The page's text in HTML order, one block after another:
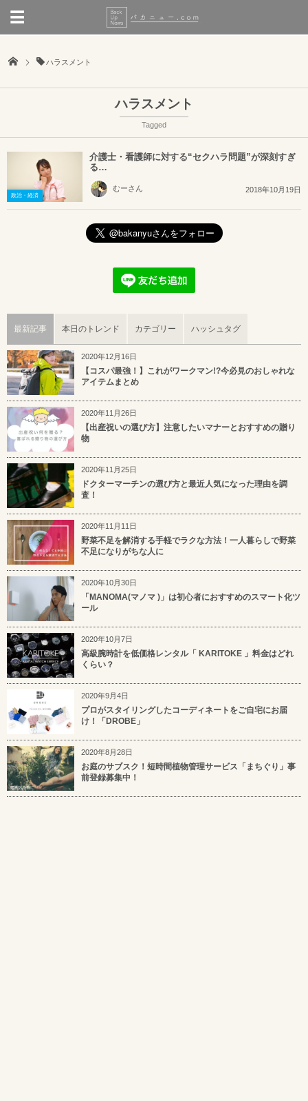
ハラスメント
ハラスメント
Tagged
政治・経済
介護士・看護師に対する“セクハラ問題”が深刻すぎ
る…
むーさん 2018年10月19日
最新記事 本日のトレンド カテゴリー ハッシュタグ
2020年12月16日
【コスパ最強！】これがワークマン!?今必見のおしゃれな
アイテムまとめ
2020年11月26日
【出産祝いの選び方】注意したいマナーとおすすめの贈り
物
2020年11月25日
ドクターマーチンの選び方と最近人気になった理由を調
査！
2020年11月11日
野菜不足を解消する手軽でラクな方法！一人暮らしで野菜
不足になりがちな人に
2020年10月30日
「MANOMA(マノマ )」は初心者におすすめのスマート化ツ
ール
2020年10月7日
高級腕時計を低価格レンタル「 KARITOKE 」料金はどれ
くらい？
2020年9月4日
プロがスタイリングしたコーディネートをご自宅にお届
け！「DROBE」
2020年8月28日
お庭のサブスク！短時間植物管理サービス「まちぐり」事
前登録募集中！